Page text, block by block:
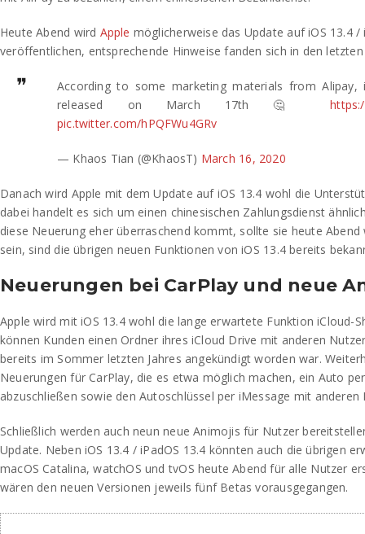
Heute Abend wird Apple möglicherweise das Update auf iOS 13.4
veröffentlichen, entsprechende Hinweise fanden sich in den
According to some marketing materials from Alipay,
released on March 17th 🤔
pic.twitter.com/hPQFWu4GRv
— Khaos Tian (@KhaosT) March 16, 2020
Danach wird Apple mit dem Update auf iOS 13.4 wohl die
dabei handelt es sich um einen chinesischen Zahlungsdienst
diese Neuerung eher überraschend kommt, sollte sie heute Abend
sein, sind die übrigen neuen Funktionen von iOS 13.4 bereits
Neuerungen bei CarPlay und neue
Apple wird mit iOS 13.4 wohl die lange erwartete Funktion iCloud-
können Kunden einen Ordner ihres iCloud Drive mit anderen
bereits im Sommer letzten Jahres angekündigt worden war.
Neuerungen für CarPlay, die es etwa möglich machen, ein Auto
abzuschließen sowie den Autoschlüssel per iMessage mit anderen
Schließlich werden auch neun neue Animojis für Nutzer
Update. Neben iOS 13.4 / iPadOS 13.4 könnten auch die übrigen
macOS Catalina, watchOS und tvOS heute Abend für alle Nutzer
wären den neuen Versionen jeweils fünf Betas vorausgegangen.